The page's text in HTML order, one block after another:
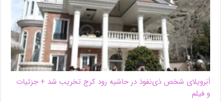
اَبَر‌ویلای شخص ذی‌نفوذ در حاشیه‌ رود کرج تخریب شد + جزئیات
و فیلم